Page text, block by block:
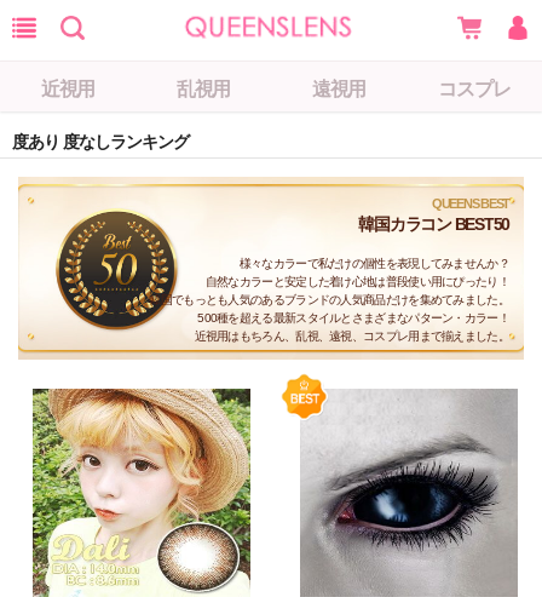
近視用 乱視用 遠視用 コスプレ
度あり 度なしランキング
QUEENS BEST
韓国カラコン BEST50
様々なカラーで私だけの個性を表現してみませんか？
自然なカラーと安定した着け心地は普段使い用にぴったり！
韓国でもっとも人気のあるブランドの人気商品だけを集めてみました。
500種を超える最新スタイルとさまざまなパターン・カラー！
近視用はもちろん、乱視、遠視、コスプレ用まで揃えました。